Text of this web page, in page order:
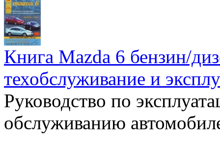
Книга Mazda 6 бензин/
техобслуживание и
Руководство по
обслуживанию